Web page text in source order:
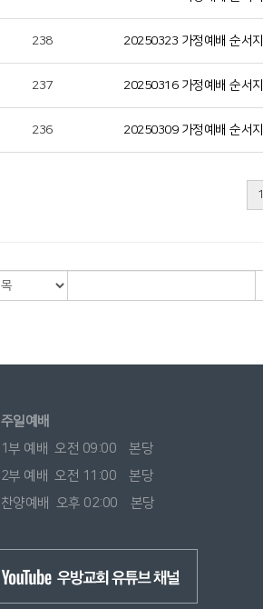
238 20250323 가정예배 순서지
237 20250316 가정예배 순서지
236 20250309 가정예배 순서지
1
주일예배
1부 예배 오전 09:00 본당
2부 예배 오전 11:00 본당
찬양예배 오후 02:00 본당